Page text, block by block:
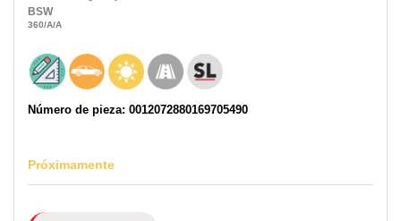
BSW
360/A/A
Número de pieza: 0012072880169705490
Próximamente